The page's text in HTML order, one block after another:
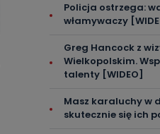
Policja ostrzega:
włamywaczy
Greg Hancock z
Wielkopolskim.
talenty [WIDEO]
Masz karaluchy w
skutecznie się ich